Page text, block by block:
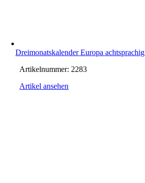
Dreimonatskalender Europa achtsprachig
Artikelnummer: 2283
Artikel ansehen